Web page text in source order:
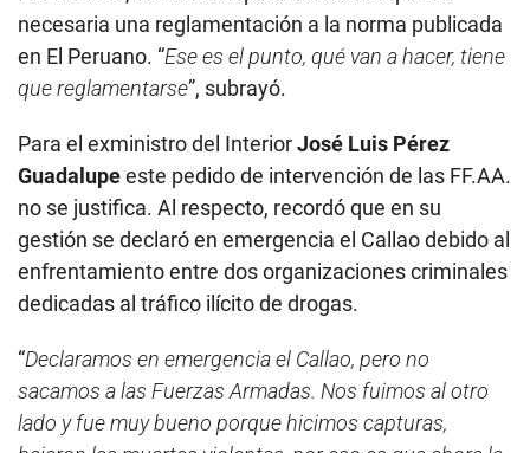
necesaria una reglamentación a la norma publicada
en El Peruano. “Ese es el punto, qué van a hacer, tiene
que reglamentarse”, subrayó.
Para el exministro del InteriorJosé Luis Pérez
Guadalupeeste pedido de intervención de las FF.AA.
no se justifica. Al respecto, recordó que en su
gestión se declaró en emergencia el Callao debido al
enfrentamiento entre dos organizaciones criminales
dedicadas al tráfico ilícito de drogas.
“Declaramos en emergencia el Callao, pero no
sacamos a las Fuerzas Armadas. Nos fuimos al otro
lado y fue muy bueno porque hicimos capturas,